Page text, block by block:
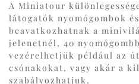
A Miniatour
látogatók nyomógombok
beavatkozhatnak a
jelenetnél, 40
vezérelhetjük például az
csónakokat, vagy akár a
szabályozhatjuk.